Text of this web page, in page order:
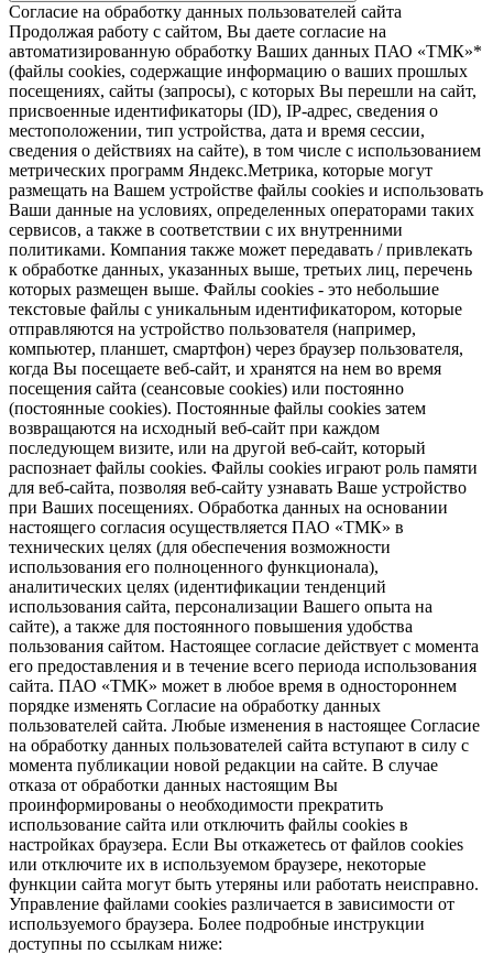
Согласие на обработку данных пользователей сайта
Продолжая работу с сайтом, Вы даете согласие на
автоматизированную обработку Ваших данных ПАО «ТМК»*
(файлы cookies, содержащие информацию о ваших прошлых
посещениях, сайты (запросы), с которых Вы перешли на сайт,
присвоенные идентификаторы (ID), IP-адрес, сведения о
местоположении, тип устройства, дата и время сессии,
сведения о действиях на сайте), в том числе с использованием
метрических программ Яндекс.Метрика, которые могут
размещать на Вашем устройстве файлы cookies и использовать
Ваши данные на условиях, определенных операторами таких
сервисов, а также в соответствии с их внутренними
политиками. Компания также может передавать / привлекать
к обработке данных, указанных выше, третьих лиц, перечень
которых размещен выше. Файлы cookies - это небольшие
текстовые файлы с уникальным идентификатором, которые
отправляются на устройство пользователя (например,
компьютер, планшет, смартфон) через браузер пользователя,
когда Вы посещаете веб-сайт, и хранятся на нем во время
посещения сайта (сеансовые cookies) или постоянно
(постоянные cookies). Постоянные файлы cookies затем
возвращаются на исходный веб-сайт при каждом
последующем визите, или на другой веб-сайт, который
распознает файлы cookies. Файлы cookies играют роль памяти
для веб-сайта, позволяя веб-сайту узнавать Ваше устройство
при Ваших посещениях. Обработка данных на основании
настоящего согласия осуществляется ПАО «ТМК» в
технических целях (для обеспечения возможности
использования его полноценного функционала),
аналитических целях (идентификации тенденций
использования сайта, персонализации Вашего опыта на
сайте), а также для постоянного повышения удобства
пользования сайтом. Настоящее согласие действует с момента
его предоставления и в течение всего периода использования
сайта. ПАО «ТМК» может в любое время в одностороннем
порядке изменять Согласие на обработку данных
пользователей сайта. Любые изменения в настоящее Согласие
на обработку данных пользователей сайта вступают в силу с
момента публикации новой редакции на сайте. В случае
отказа от обработки данных настоящим Вы
проинформированы о необходимости прекратить
использование сайта или отключить файлы cookies в
настройках браузера. Если Вы откажетесь от файлов cookies
или отключите их в используемом браузере, некоторые
функции сайта могут быть утеряны или работать неисправно.
Управление файлами cookies различается в зависимости от
используемого браузера. Более подробные инструкции
доступны по ссылкам ниже: